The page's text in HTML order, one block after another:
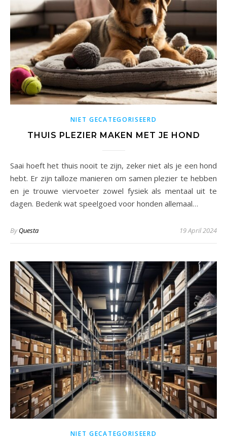
NIET GECATEGORISEERD
THUIS PLEZIER MAKEN MET JE HOND
Saai hoeft het thuis nooit te zijn, zeker niet als je een hond
hebt. Er zijn talloze manieren om samen plezier te hebben
en je trouwe viervoeter zowel fysiek als mentaal uit te
dagen. Bedenk wat speelgoed voor honden allemaal…
ByQuesta 19 April 2024
NIET GECATEGORISEERD